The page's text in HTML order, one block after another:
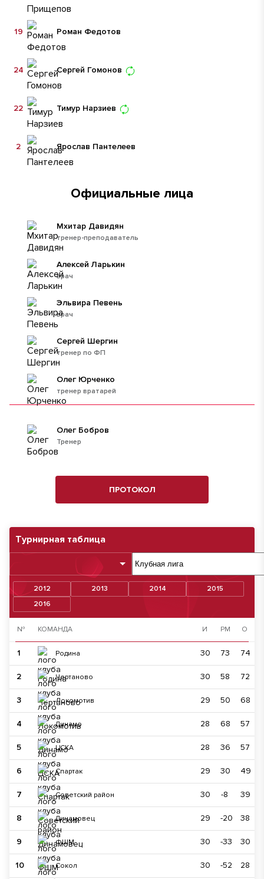
Турнирная таблица
2012 2013 2014
2015
2016
№ КОМАНДА И РМ О
1 Родина 30 73 74
2 Чертаново 30 58 72
3 Локомотив 29 50 68
4 Динамо 28 68 57
5 ЦСКА 28 36 57
6 Спартак 29 30 49
7 Советский район 30 -8 39
8 Динамовец 29 -20 38
9 ФШМ 30 -33 30
10 Сокол 30 -52 28
Роман Федотов
19
Сергей Гомонов
24
Тимур Нарзиев
22
Ярослав Пантелеев
2
Официальные лица
тренер-преподаватель
Мхитар Давидян
врач
Алексей Ларькин
врач
Эльвира Певень
тренер по ФП
Сергей Шергин
тренер вратарей
Олег Юрченко
Тренер
Олег Бобров
ПРОТОКОЛ